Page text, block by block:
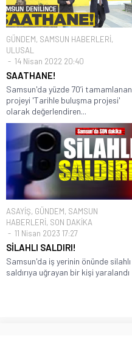
GÜNDEM, SAMSUN HABERLERİ,
ULUSAL
14 Nisan 2022 20:40
SAATHANE!
Samsun'da yüzde 70’i tamamlanan
projeyi 'Tarihle buluşma projesi'
olarak değerlendiren...
ASAYİŞ, GÜNDEM, SAMSUN
HABERLERİ, SON DAKİKA
11 Nisan 2023 17:27
SİLAHLI SALDIRI!
Samsun'da iş yerinin önünde silahlı
saldırıya uğrayan bir kişi yaralandı